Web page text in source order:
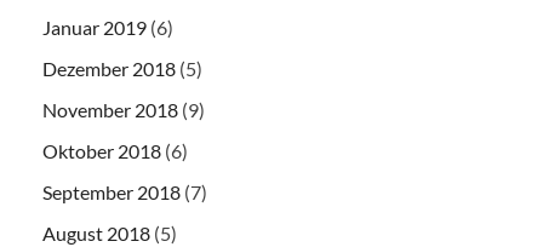
Januar 2019 (6)
Dezember 2018 (5)
November 2018 (9)
Oktober 2018 (6)
September 2018 (7)
August 2018 (5)